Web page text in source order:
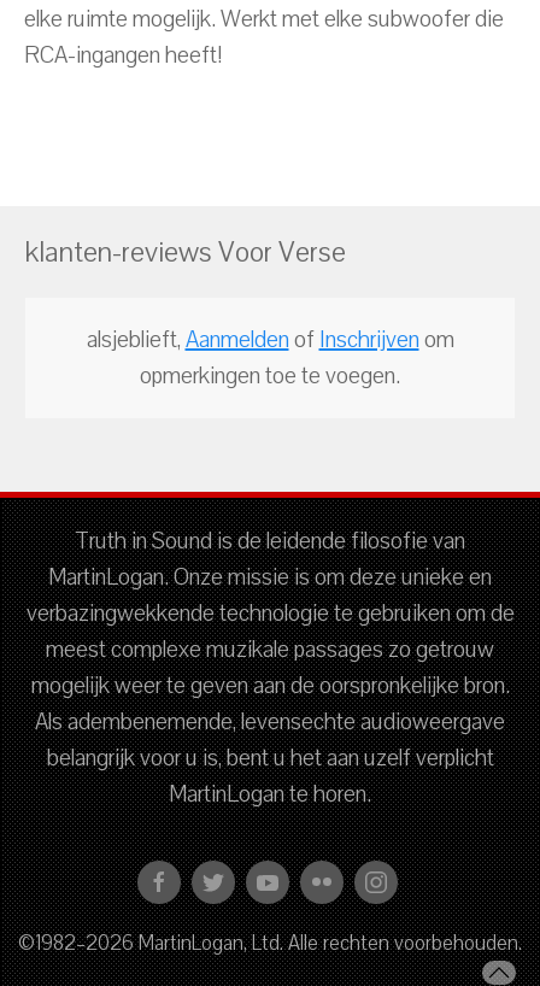
elke ruimte mogelijk. Werkt met elke subwoofer die
RCA-ingangen heeft!
klanten-reviews Voor Verse
alsjeblieft,AanmeldenofInschrijvenom
opmerkingen toe te voegen.
Truth in Sound is de leidende filosofie van
MartinLogan. Onze missie is om deze unieke en
verbazingwekkende technologie te gebruiken om de
meest complexe muzikale passages zo getrouw
mogelijk weer te geven aan de oorspronkelijke bron.
Als adembenemende, levensechte audioweergave
belangrijk voor u is, bent u het aan uzelf verplicht
MartinLogan te horen.
©1982–2026 MartinLogan, Ltd. Alle rechten voorbehouden.